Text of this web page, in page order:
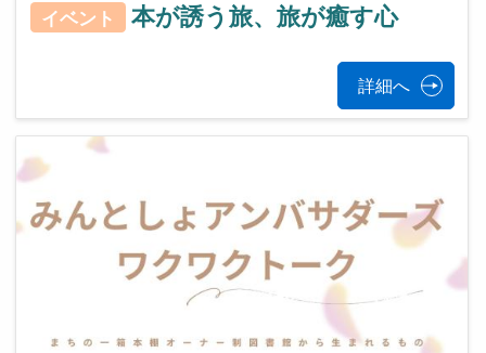
イベント 本が誘う旅、旅が癒す心
詳細へ